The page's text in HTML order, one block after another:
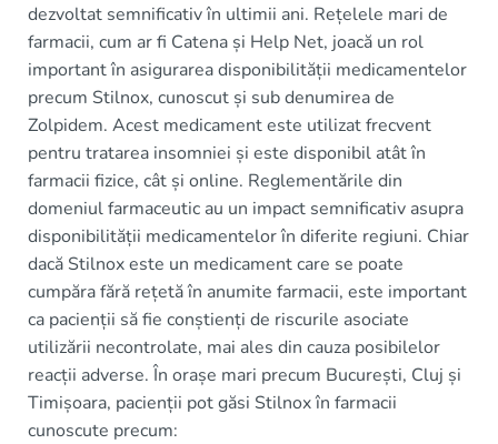
dezvoltat semnificativ în ultimii ani. Rețelele mari de
farmacii, cum ar fi Catena și Help Net, joacă un rol
important în asigurarea disponibilității medicamentelor
precum Stilnox, cunoscut și sub denumirea de
Zolpidem. Acest medicament este utilizat frecvent
pentru tratarea insomniei și este disponibil atât în
farmacii fizice, cât și online. Reglementările din
domeniul farmaceutic au un impact semnificativ asupra
disponibilității medicamentelor în diferite regiuni. Chiar
dacă Stilnox este un medicament care se poate
cumpăra fără rețetă în anumite farmacii, este important
ca pacienții să fie conștienți de riscurile asociate
utilizării necontrolate, mai ales din cauza posibilelor
reacții adverse. În orașe mari precum București, Cluj și
Timișoara, pacienții pot găsi Stilnox în farmacii
cunoscute precum: